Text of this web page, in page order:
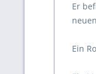
Er
Ein